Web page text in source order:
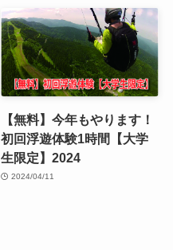
【無料】今年もやります！
初回浮遊体験1時間【大学
生限定】2024
2024/04/11